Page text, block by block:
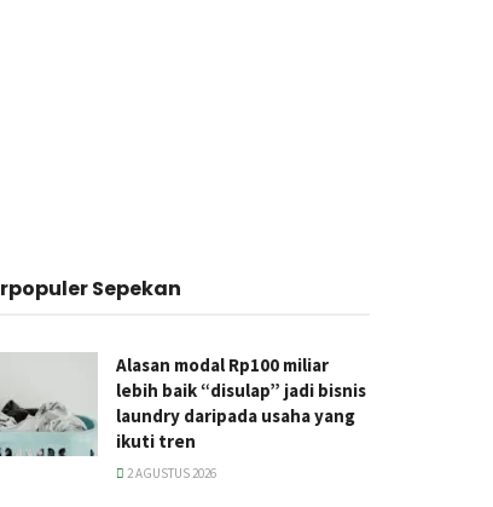
Sepekan
Alasan modal Rp100 miliar
lebih baik “disulap” jadi bisnis
laundry daripada usaha yang
ikuti tren
2 AGUSTUS 2026